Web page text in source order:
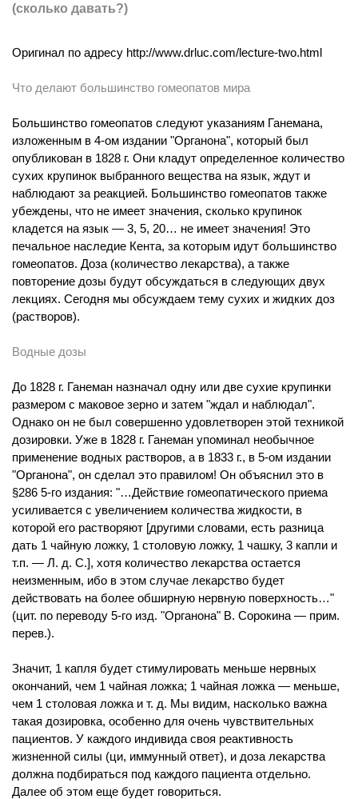
(сколько давать?)
Оригинал по адресу http://www.drluc.com/lecture-two.html
Что делают большинство гомеопатов мира
Большинство гомеопатов следуют указаниям Ганемана,
изложенным в 4-ом издании "Органона", который был
опубликован в 1828 г. Они кладут определенное количество
сухих крупинок выбранного вещества на язык, ждут и
наблюдают за реакцией. Большинство гомеопатов также
убеждены, что не имеет значения, сколько крупинок
кладется на язык — 3, 5, 20… не имеет значения! Это
печальное наследие Кента, за которым идут большинство
гомеопатов. Доза (количество лекарства), а также
повторение дозы будут обсуждаться в следующих двух
лекциях. Сегодня мы обсуждаем тему сухих и жидких доз
(растворов).
Водные дозы
До 1828 г. Ганеман назначал одну или две сухие крупинки
размером с маковое зерно и затем "ждал и наблюдал".
Однако он не был совершенно удовлетворен этой техникой
дозировки. Уже в 1828 г. Ганеман упоминал необычное
применение водных растворов, а в 1833 г., в 5-ом издании
"Органона", он сделал это правилом! Он объяснил это в
§286 5-го издания: "…Действие гомеопатического приема
усиливается с увеличением количества жидкости, в
которой его растворяют [другими словами, есть разница
дать 1 чайную ложку, 1 столовую ложку, 1 чашку, 3 капли и
т.п. — Л. д. С.], хотя количество лекарства остается
неизменным, ибо в этом случае лекарство будет
действовать на более обширную нервную поверхность…"
(цит. по переводу 5-го изд. "Органона" В. Сорокина — прим.
перев.).
Значит, 1 капля будет стимулировать меньше нервных
окончаний, чем 1 чайная ложка; 1 чайная ложка — меньше,
чем 1 столовая ложка и т. д. Мы видим, насколько важна
такая дозировка, особенно для очень чувствительных
пациентов. У каждого индивида своя реактивность
жизненной силы (ци, иммунный ответ), и доза лекарства
должна подбираться под каждого пациента отдельно.
Далее об этом еще будет говориться.